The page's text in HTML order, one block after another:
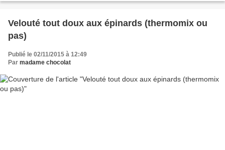
Velouté tout doux aux épinards (thermomix ou
pas)
Publié le 02/11/2015 à 12:49
Par madame chocolat